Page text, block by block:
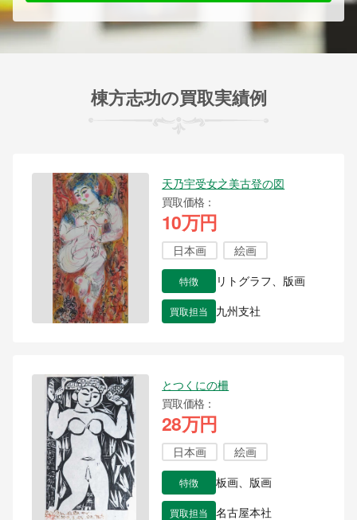
棟方志功の買取実績例
天乃宇受女之美古登の図
買取価格
10万円
日本画 絵画
特徴 リトグラフ、版画
買取担当 九州支社
とつくにの柵
買取価格
28万円
日本画 絵画
特徴 板画、版画
買取担当 名古屋本社